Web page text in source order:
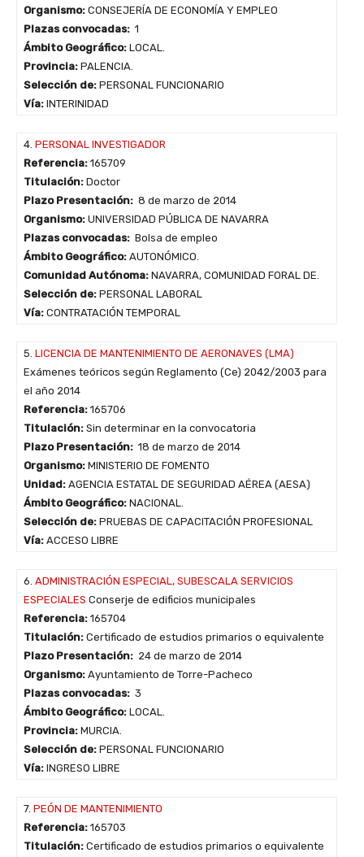
Organismo: CONSEJERÍA DE ECONOMÍA Y EMPLEO
Plazas convocadas: 1
Ámbito Geográfico: LOCAL.
Provincia: PALENCIA.
Selección de: PERSONAL FUNCIONARIO
Vía: INTERINIDAD
4. PERSONAL INVESTIGADOR
Referencia: 165709
Titulación: Doctor
Plazo Presentación: 8 de marzo de 2014
Organismo: UNIVERSIDAD PÚBLICA DE NAVARRA
Plazas convocadas: Bolsa de empleo
Ámbito Geográfico: AUTONÓMICO.
Comunidad Autónoma: NAVARRA, COMUNIDAD FORAL DE.
Selección de: PERSONAL LABORAL
Vía: CONTRATACIÓN TEMPORAL
5. LICENCIA DE MANTENIMIENTO DE AERONAVES (LMA)
Exámenes teóricos según Reglamento (Ce) 2042/2003 para
el año 2014
Referencia: 165706
Titulación: Sin determinar en la convocatoria
Plazo Presentación: 18 de marzo de 2014
Organismo: MINISTERIO DE FOMENTO
Unidad: AGENCIA ESTATAL DE SEGURIDAD AÉREA (AESA)
Ámbito Geográfico: NACIONAL.
Selección de: PRUEBAS DE CAPACITACIÓN PROFESIONAL
Vía: ACCESO LIBRE
6. ADMINISTRACIÓN ESPECIAL, SUBESCALA SERVICIOS
ESPECIALES Conserje de edificios municipales
Referencia: 165704
Titulación: Certificado de estudios primarios o equivalente
Plazo Presentación: 24 de marzo de 2014
Organismo: Ayuntamiento de Torre-Pacheco
Plazas convocadas: 3
Ámbito Geográfico: LOCAL.
Provincia: MURCIA.
Selección de: PERSONAL FUNCIONARIO
Vía: INGRESO LIBRE
7. PEÓN DE MANTENIMIENTO
Referencia: 165703
Titulación: Certificado de estudios primarios o equivalente